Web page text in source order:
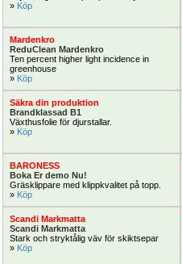
Växthus SCANDI® EasyArt längd
20m,30m,60m
Nu paketerbjudande växthus
SCANDI
Köp Nu!
Befuktning & kylning Trädgård kit
» Köp
Mardenkro
ReduClean Mardenkro
Ten percent higher light incidence in
greenhouse
» Köp
Säkra din produktion
Brandklassad B1
Växthusfolie för djurstallar.
» Köp
BARONESS
Boka Er demo Nu!
Gräsklippare med klippkvalitet på topp.
» Köp
Scandi Markmatta
Scandi Markmatta
Stark och stryktålig väv för skiktsepar
» Köp